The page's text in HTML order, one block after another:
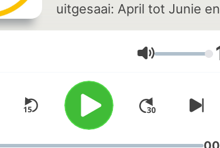
uitgesaai: April tot Junie en
Volume